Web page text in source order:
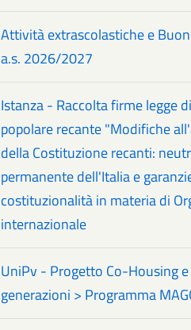
Attività extrascolastiche e
a.s. 2026/2027
Istanza - Raccolta firme legge
popolare recante "Modifiche
della Costituzione recanti:
permanente dell'Italia e
costituzionalità in materia di
internazionale
UniPv - Progetto Co-Housing
generazioni > Programma